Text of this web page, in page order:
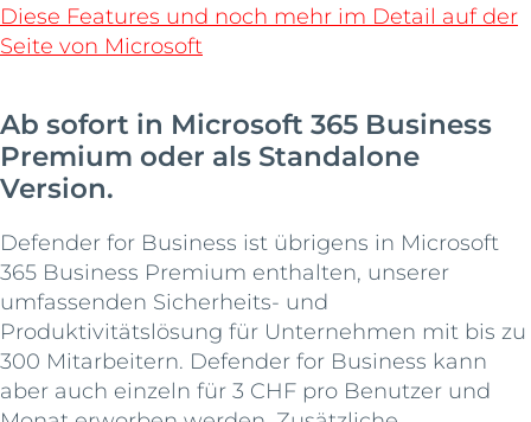
Diese Features und noch mehr im Detail auf der
Seite von Microsoft
Ab sofort in Microsoft 365 Business
Premium oder als Standalone
Version.
Defender for Business ist übrigens in Microsoft
365 Business Premium enthalten, unserer
umfassenden Sicherheits- und
Produktivitätslösung für Unternehmen mit bis zu
300 Mitarbeitern. Defender for Business kann
aber auch einzeln für 3 CHF pro Benutzer und